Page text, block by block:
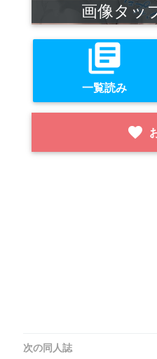
画像タッ
library_books
一覧読み
favorite
次の同人誌